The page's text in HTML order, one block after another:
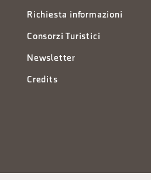
Richiesta informazioni
Consorzi Turistici
Newsletter
Credits